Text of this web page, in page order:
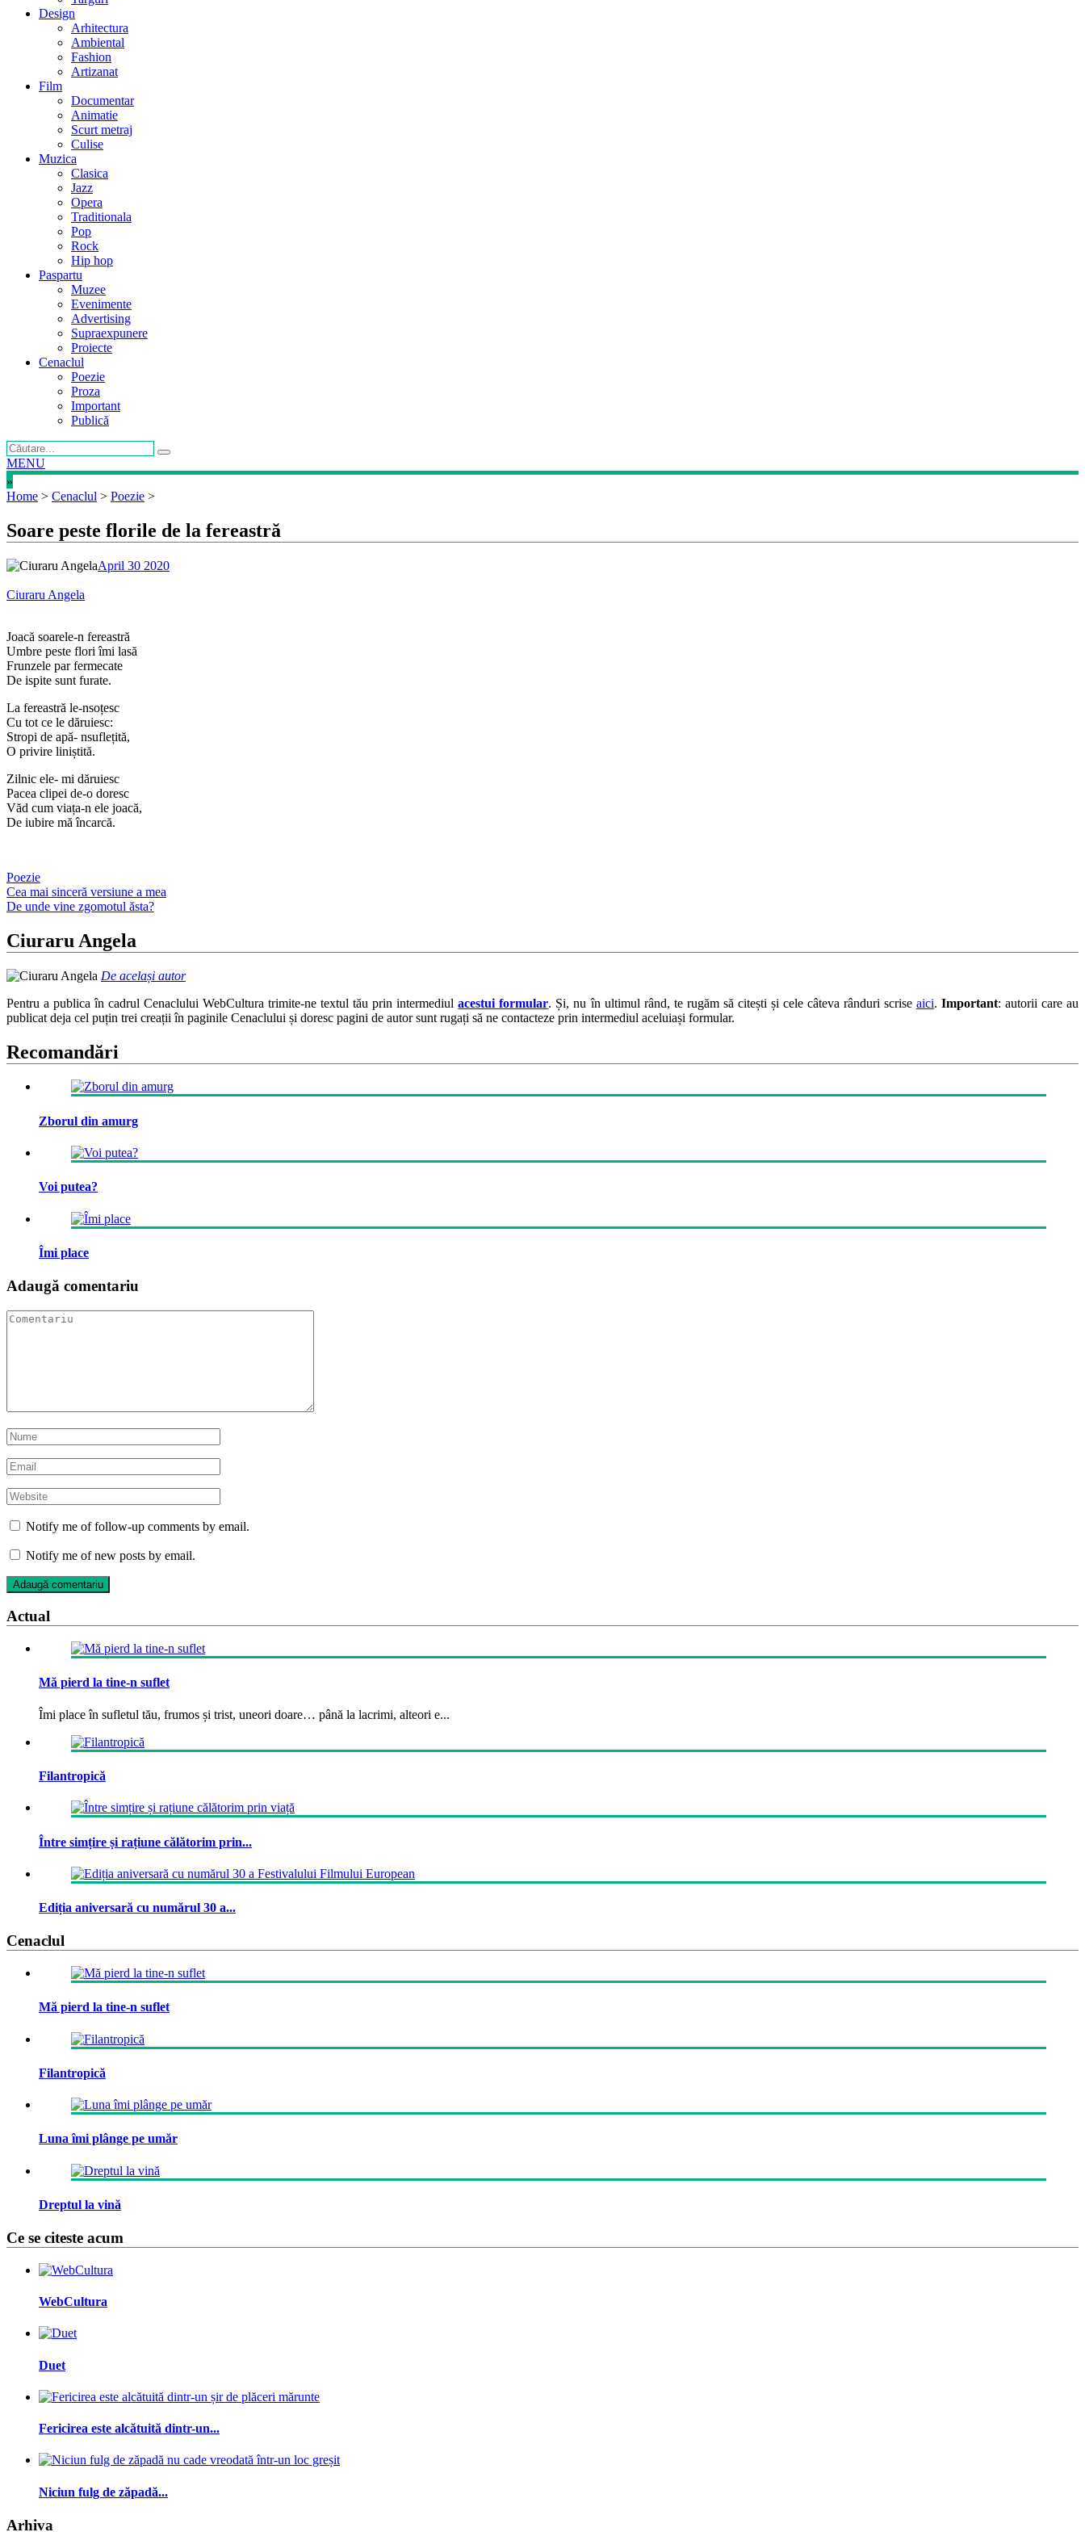
Design
Arhitectura
Ambiental
Fashion
Artizanat
Film
Documentar
Animatie
Scurt metraj
Culise
Muzica
Clasica
Jazz
Opera
Traditionala
Pop
Rock
Hip hop
Paspartu
Muzee
Evenimente
Advertising
Supraexpunere
Proiecte
Cenaclul
Poezie
Proza
Important
Publică
MENU
»
Home > Cenaclul > Poezie >
Soare peste florile de la fereastră
April 30 2020
Ciuraru Angela
Joacă soarele-n fereastră
Umbre peste flori îmi lasă
Frunzele par fermecate
De ispite sunt furate.
La fereastră le-nsoțesc
Cu tot ce le dăruiesc:
Stropi de apă- nsuflețită,
O privire liniștită.
Zilnic ele- mi dăruiesc
Pacea clipei de-o doresc
Văd cum viața-n ele joacă,
De iubire mă încarcă.
Poezie
Post
navigation
Cea mai sinceră versiune a mea
De unde vine zgomotul ăsta?
Ciuraru Angela
De același autor
Pentru a publica în cadrul Cenaclului WebCultura trimite-ne textul tău prin intermediulacestui formular. Și, nu în ultimul rând, te rugăm să citești și cele câteva rânduri scrise aici. Important: autorii care au
publicat deja cel puțin trei creații în paginile Cenaclului și doresc pagini de autor sunt rugați să ne contacteze prin intermediul aceluiași formular.
Recomandări
Zborul din amurg
Voi putea?
Îmi place
Adaugă comentariu
Notify me of follow-up comments by email.
Notify me of new posts by email.
Actual
Mă pierd la tine-n suflet
Îmi place în sufletul tău, frumos și trist, uneori doare… până la lacrimi, alteori e...
Filantropică
Între simțire și rațiune călătorim prin...
Ediția aniversară cu numărul 30 a...
Cenaclul
Mă pierd la tine-n suflet
Filantropică
Luna îmi plânge pe umăr
Dreptul la vină
Ce se citeste acum
WebCultura
Duet
Fericirea este alcătuită dintr-un...
Niciun fulg de zăpadă...
Arhiva